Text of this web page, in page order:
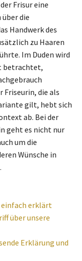
Frisur eine
die
Handwerk des
zu Haaren
Im Duden wird
betrachtet,
Friseurin, die als
gilt, hebt sich
ab. Bei der
geht es nicht nur
um die
Wünsche in
einfach erklärt
über unsere
Erklärung und